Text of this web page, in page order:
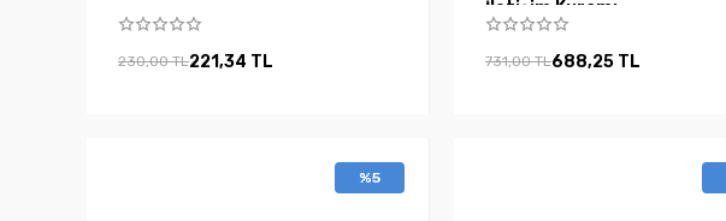
230,00 TL221,34 TL
İletişim Kuramı
731,00 TL688,25 TL
%5